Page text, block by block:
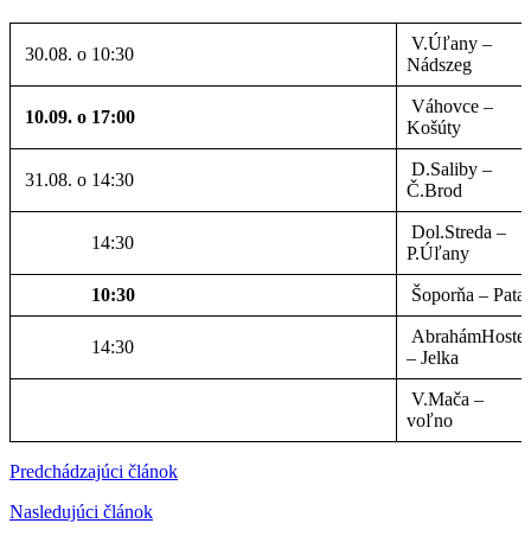
30.08. o 10:30
V.Úľany –
Nádszeg
10.09. o 17:00
Váhovce –
Košúty
31.08. o 14:30
D.Saliby –
Č.Brod
14:30
Dol.Streda –
P.Úľany
10:30 Šoporňa – Pata
14:30
AbrahámHoste
– Jelka
V.Mača –
voľno
Predchádzajúci článok
Nasledujúci článok